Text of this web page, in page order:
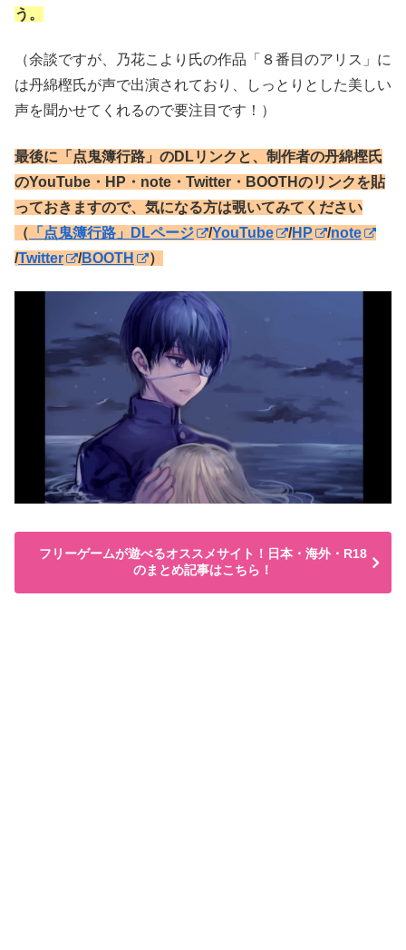
う。
（余談ですが、乃花こより氏の作品「８番目のアリス」に
は丹綿樫氏が声で出演されており、しっとりとした美しい
声を聞かせてくれるので要注目です！）
最後に「点鬼簿行路」のDLリンクと、制作者の丹綿樫氏
のYouTube・HP・note・Twitter・BOOTHのリンクを貼
っておきますので、気になる方は覗いてみてください
（ 「点鬼簿行路」DLページ /YouTube /HP /note
/Twitter /BOOTH ）
フリーゲームが遊べるオススメサイト！日本・海外・R18
のまとめ記事はこちら！